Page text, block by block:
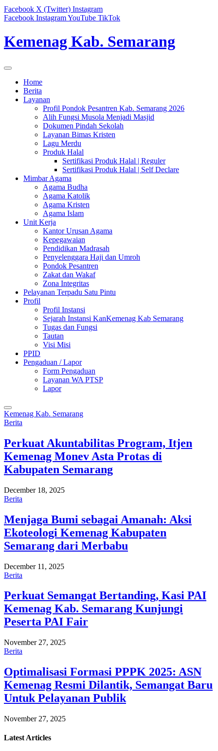
Facebook X (Twitter) Instagram
Facebook InstagramYouTube TikTok
Kemenag Kab. Semarang
Home
Berita
Layanan
Profil Pondok Pesantren Kab. Semarang 2026
Alih Fungsi Musola Menjadi Masjid
Dokumen Pindah Sekolah
Layanan Bimas Kristen
Lagu Merdu
Produk Halal
Sertifikasi Produk Halal | Reguler
Sertifikasi Produk Halal | Self Declare
Mimbar Agama
Agama Budha
Agama Katolik
Agama Kristen
Agama Islam
Unit Kerja
Kantor Urusan Agama
Kepegawaian
Pendidikan Madrasah
Penyelenggara Haji dan Umroh
Pondok Pesantren
Zakat dan Wakaf
Zona Integritas
Pelayanan Terpadu Satu Pintu
Profil
Profil Instansi
Sejarah Instansi KanKemenag Kab Semarang
Tugas dan Fungsi
Tautan
Visi Misi
PPID
Pengaduan / Lapor
Form Pengaduan
Layanan WA PTSP
Lapor
Kemenag Kab. Semarang
Berita
Perkuat Akuntabilitas Program, Itjen
Kemenag Monev Asta Protas di
Kabupaten Semarang
December 18, 2025
Berita
Menjaga Bumi sebagai Amanah: Aksi
Ekoteologi Kemenag Kabupaten
Semarang dari Merbabu
December 11, 2025
Berita
Perkuat Semangat Bertanding, Kasi PAI
Kemenag Kab. Semarang Kunjungi
Peserta PAI Fair
November 27, 2025
Berita
Optimalisasi Formasi PPPK 2025: ASN
Kemenag Resmi Dilantik, Semangat Baru
Untuk Pelayanan Publik
November 27, 2025
Latest Articles